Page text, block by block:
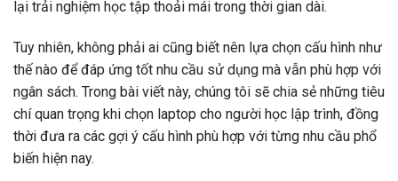
lại trải nghiệm học tập thoải mái trong thời gian dài.
Tuy nhiên, không phải ai cũng biết nên lựa chọn cấu hình như
thế nào để đáp ứng tốt nhu cầu sử dụng mà vẫn phù hợp với
ngân sách. Trong bài viết này, chúng tôi sẽ chia sẻ những tiêu
chí quan trọng khi chọn laptop cho người học lập trình, đồng
thời đưa ra các gợi ý cấu hình phù hợp với từng nhu cầu phổ
biến hiện nay.